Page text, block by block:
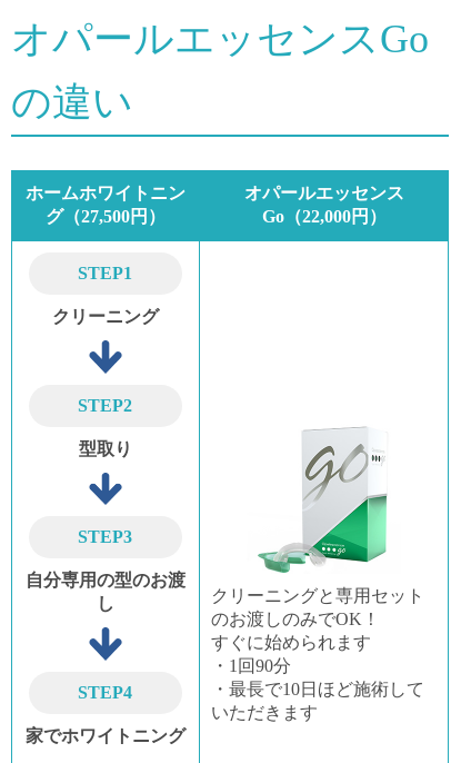
オパールエッセンスGo
の違い
ホームホワイトニン
グ（27,500円）
オパールエッセンス
Go（22,000円）
STEP1
クリーニング
STEP2
型取り
STEP3
自分専用の型のお渡
し
STEP4
家でホワイトニング
クリーニングと専用セット
のお渡しのみでOK！
すぐに始められます
・1回90分
・最長で10日ほど施術して
いただきます